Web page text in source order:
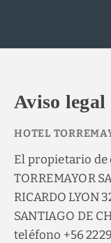
Aviso legal
El propietario de
TORREMAYOR
RICARDO LYON
SANTIAGO DE
teléfono +56